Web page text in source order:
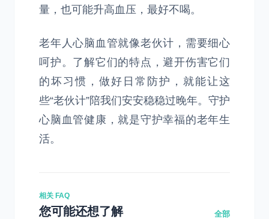
量，也可能升高血压，最好不喝。
老年人心脑血管就像老伙计，需要细心
呵护。了解它们的特点，避开伤害它们
的坏习惯，做好日常防护，就能让这
些“老伙计”陪我们安安稳稳过晚年。守护
心脑血管健康，就是守护幸福的老年生
活。
相关 FAQ
您可能还想了解 全部